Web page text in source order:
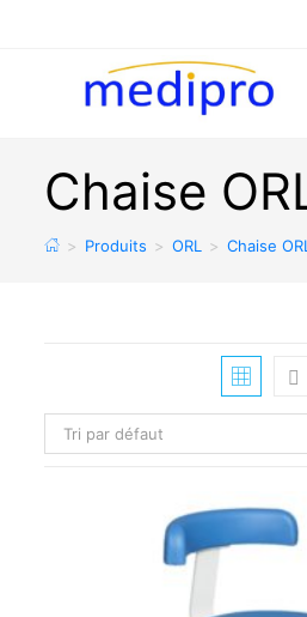
Chaise
> Produits > ORL > Chaise ORL
Tri par défaut